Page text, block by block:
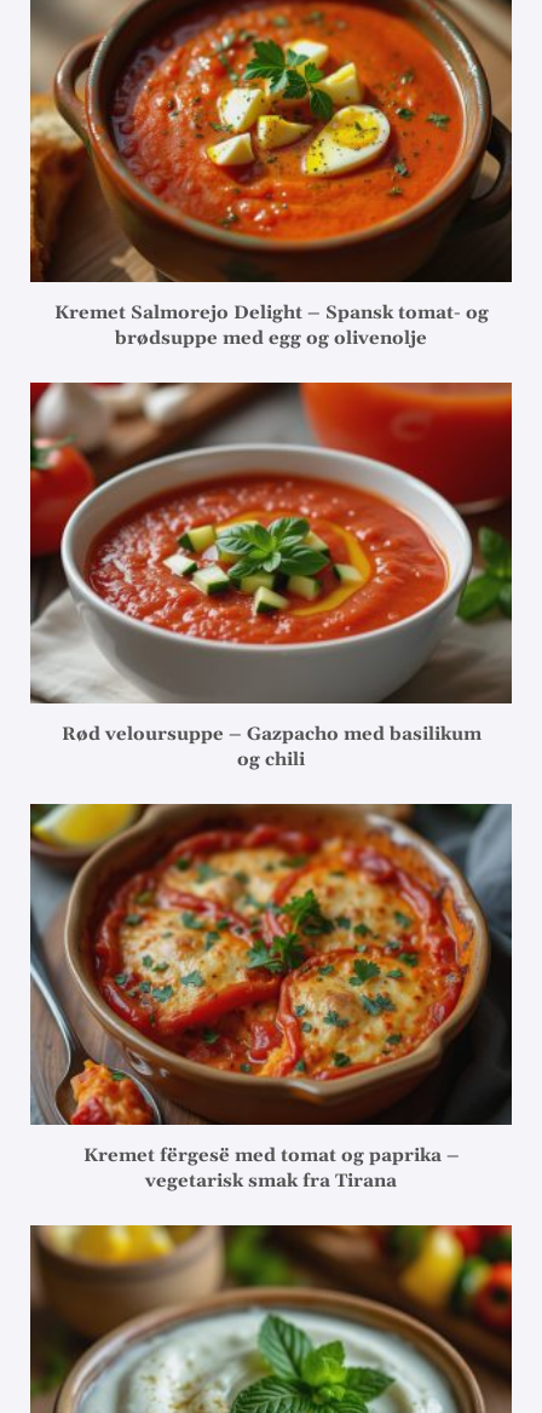
Kremet Salmorejo Delight – Spansk tomat- og
brødsuppe med egg og olivenolje
Rød veloursuppe – Gazpacho med basilikum
og chili
Kremet fërgesë med tomat og paprika –
vegetarisk smak fra Tirana